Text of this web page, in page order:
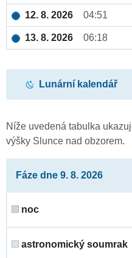
12. 8. 2026 04:51
13. 8. 2026 06:18
Lunární kalendář
Níže uvedená tabulka
výšky Slunce nad obzorem.
Fáze dne 9. 8. 2026
noc
astronomický soumrak